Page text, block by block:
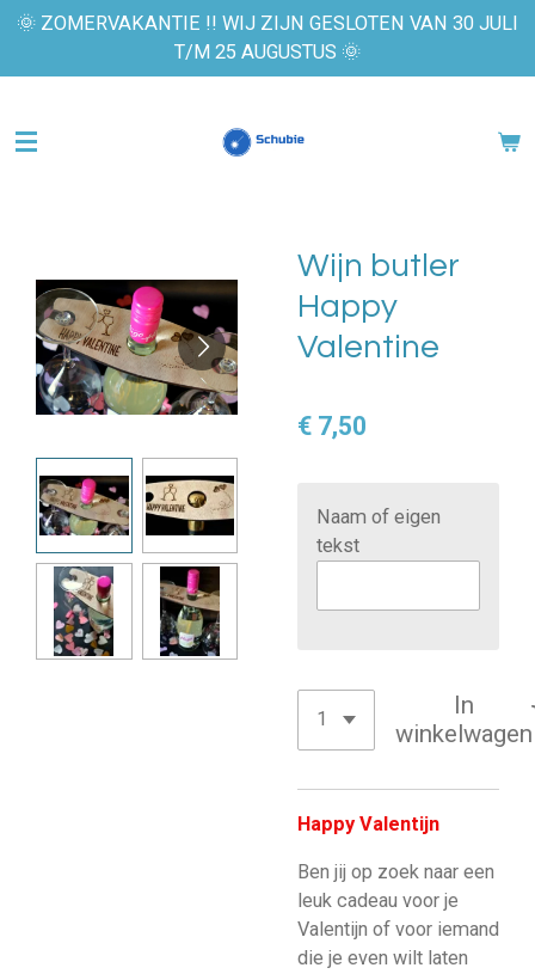
Ga
naar
hoofdinhoud
🌞 ZOMERVAKANTIE !! WIJ ZIJN GESLOTEN VAN 30 JULI
T/M 25 AUGUSTUS 🌞
Wijn butler
Happy
Valentine
€ 7,50
Naam of eigen
tekst
In
winkelwagen
Happy Valentijn
Ben jij op zoek naar een
leuk cadeau voor je
Valentijn of voor iemand
die je even wilt laten